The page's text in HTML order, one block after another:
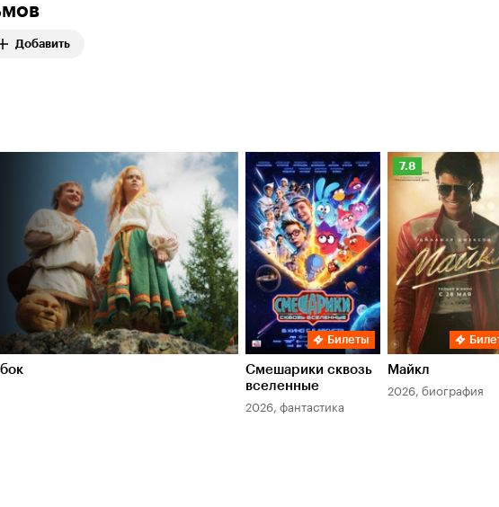
Добавить
Билеты
Смешарики сквозь
вселенные
2026, фантастика
Рейтинг
Кинопоиска
7.8
Майкл
2026, биография